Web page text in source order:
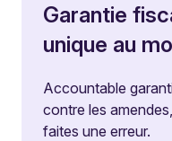
Garantie
unique au
Accountable
contre les
faites une erreur.